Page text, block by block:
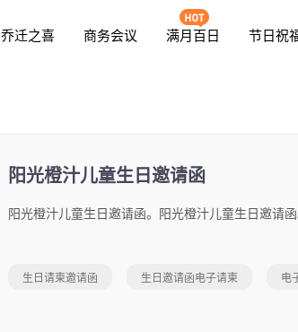
乔迁之喜 商务会议 满月百日 节日祝
阳光橙汁儿童生日邀请函
生日请柬邀请函 生日邀请函电子请柬 电